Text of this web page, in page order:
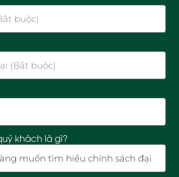
khách là gì?